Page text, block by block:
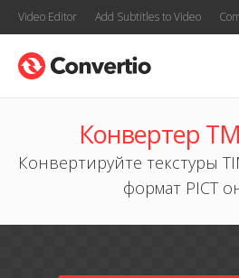
Video Editor Add Subtitles to Video
Конвертер
Конвертируйте текстуры
формат PICT